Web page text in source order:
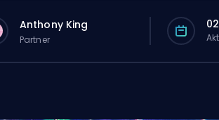
Anthony King
Partner